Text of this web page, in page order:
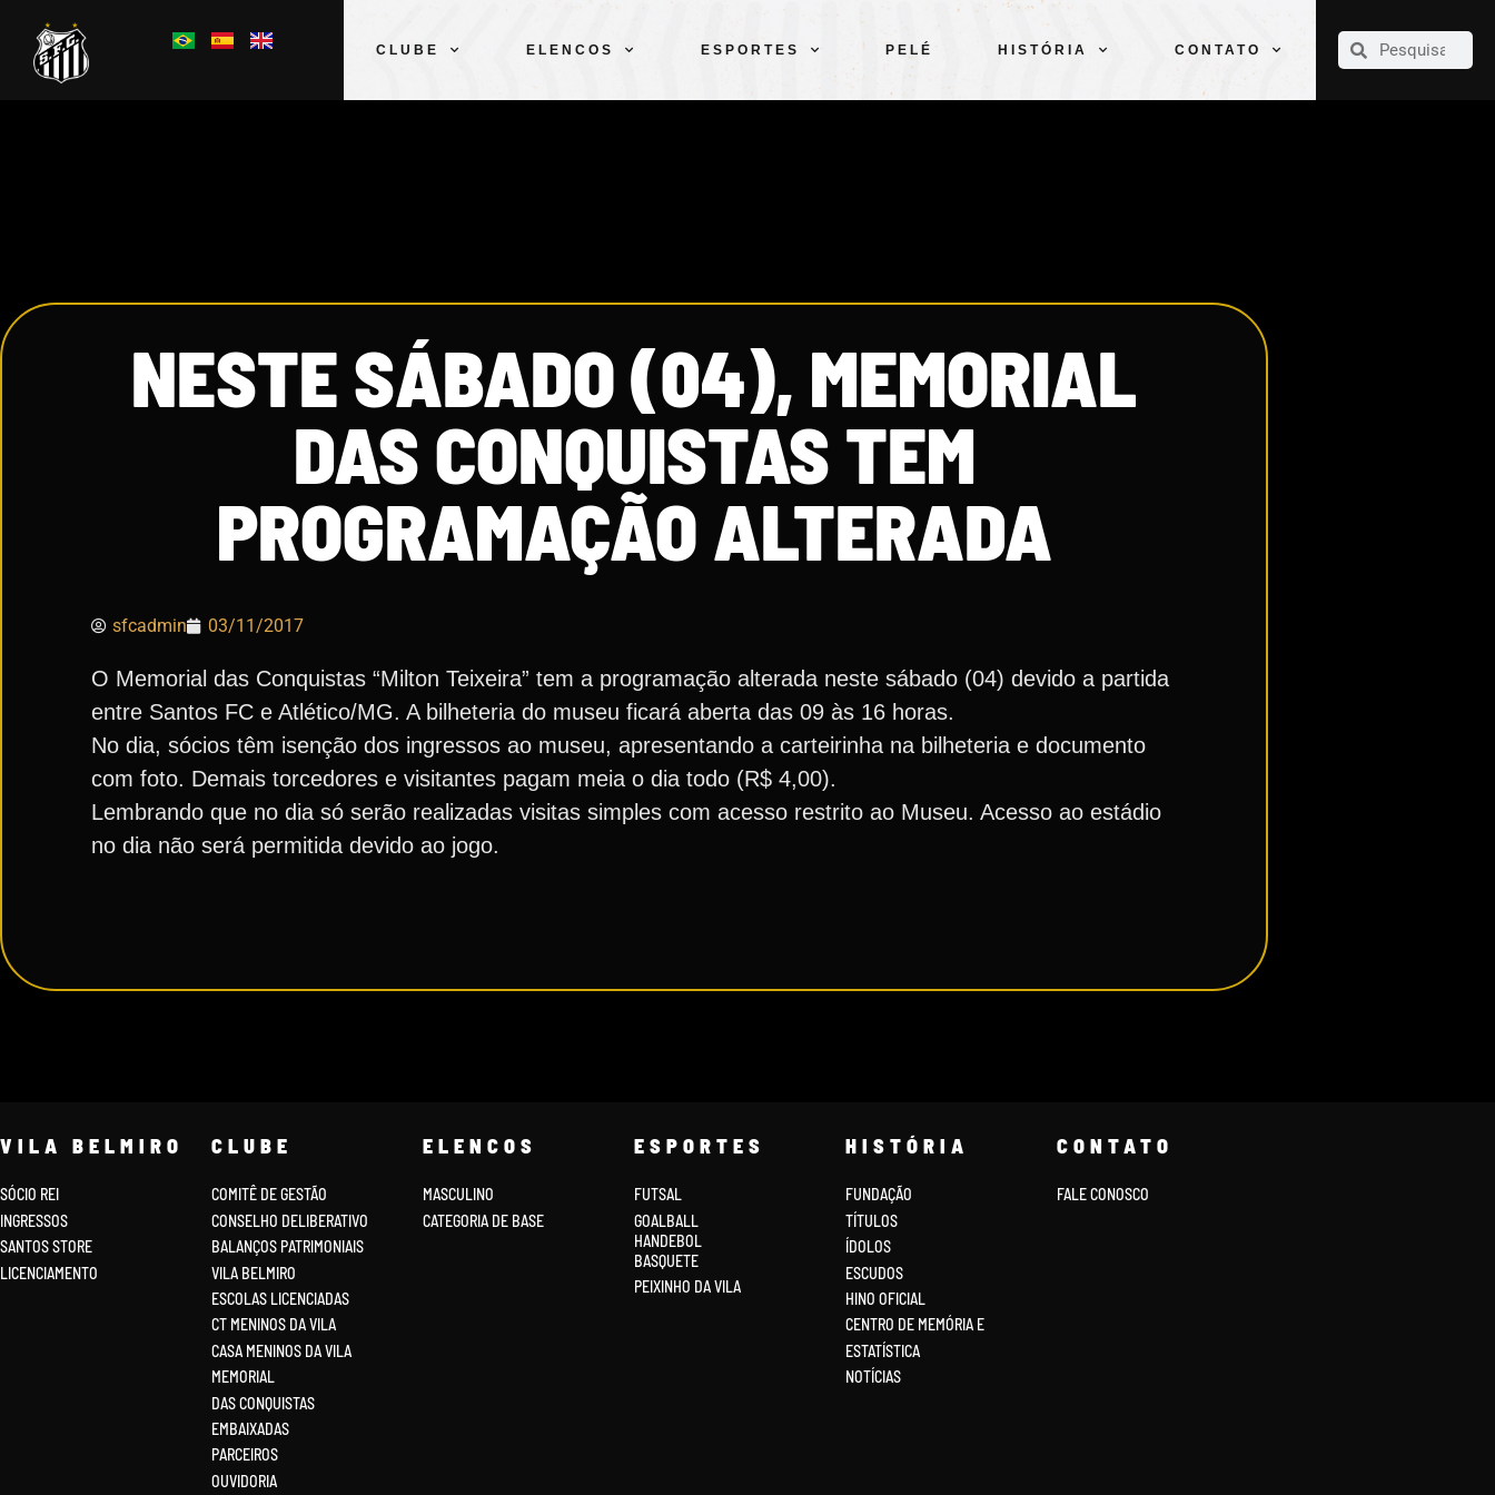
CLUBE ELENCOS ESPORTES PELÉ HISTÓRIA CONTATO
CLUBE
NESTE SÁBADO (04), MEMORIAL
DAS CONQUISTAS TEM
PROGRAMAÇÃO ALTERADA
sfcadmin 03/11/2017
O Memorial das Conquistas “Milton Teixeira” tem a programação alterada neste sábado (04) devido a partida
entre Santos FC e Atlético/MG. A bilheteria do museu ficará aberta das 09 às 16 horas.
No dia, sócios têm isenção dos ingressos ao museu, apresentando a carteirinha na bilheteria e documento
com foto. Demais torcedores e visitantes pagam meia o dia todo (R$ 4,00).
Lembrando que no dia só serão realizadas visitas simples com acesso restrito ao Museu. Acesso ao estádio
no dia não será permitida devido ao jogo.
VILA BELMIRO
SÓCIO REI
INGRESSOS
SANTOS STORE
LICENCIAMENTO
CLUBE
COMITÊ DE GESTÃO
CONSELHO DELIBERATIVO
BALANÇOS PATRIMONIAIS
VILA BELMIRO
ESCOLAS LICENCIADAS
CT MENINOS DA VILA
CASA MENINOS DA VILA
MEMORIAL
DAS CONQUISTAS
EMBAIXADAS
PARCEIROS
OUVIDORIA
ELENCOS
MASCULINO
CATEGORIA DE BASE
ESPORTES
FUTSAL
GOALBALL
HANDEBOL
BASQUETE
PEIXINHO DA VILA
HISTÓRIA
FUNDAÇÃO
TÍTULOS
ÍDOLOS
ESCUDOS
HINO OFICIAL
CENTRO DE MEMÓRIA E
ESTATÍSTICA
NOTÍCIAS
CONTATO
FALE CONOSCO